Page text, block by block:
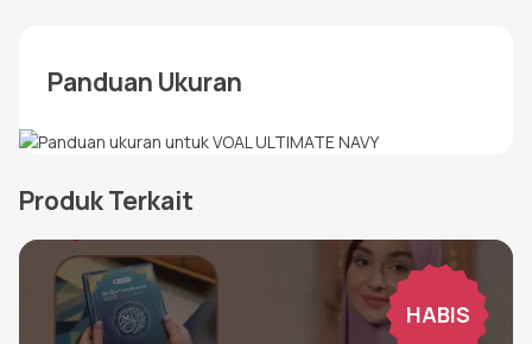
Panduan Ukuran
Produk Terkait
HABIS